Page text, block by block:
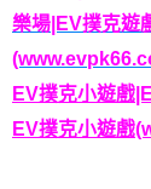
樂場|EV撲克
EV撲克小遊戲
EV撲克小遊戲